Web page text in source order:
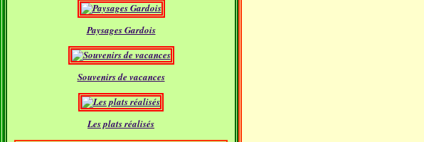
Paysages Gardois
Souvenirs de vacances
Les plats réalisés